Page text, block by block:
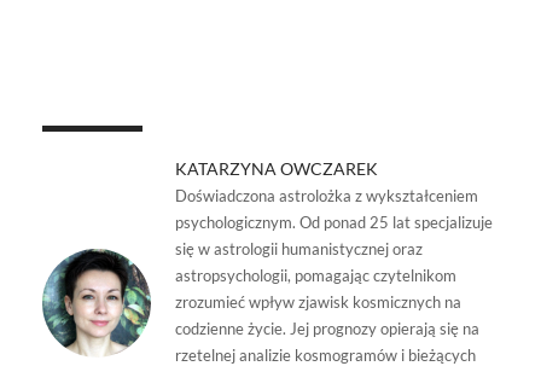
KATARZYNA OWCZAREK
Doświadczona astrolożka z wykształceniem
psychologicznym. Od ponad 25 lat specjalizuje
się w astrologii humanistycznej oraz
astropsychologii, pomagając czytelnikom
zrozumieć wpływ zjawisk kosmicznych na
codzienne życie. Jej prognozy opierają się na
rzetelnej analizie kosmogramów i bieżących